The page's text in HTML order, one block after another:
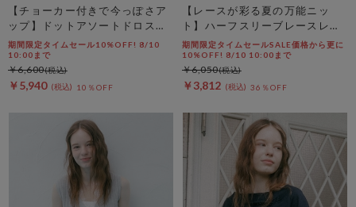
【チョーカー付きで今っぽさア
ップ】ドットアソートドロスト
キャミチュニック
期間限定タイムセール10%OFF! 8/10
10:00まで
￥5,940 10％OFF
￥6,600
【レースが彩る夏の万能ニッ
ト】ハーフスリーブレースレイ
ヤードニットカーディガン
期間限定タイムセールSALE価格から更に
10%OFF! 8/10 10:00まで
￥3,812 36％OFF
￥6,050